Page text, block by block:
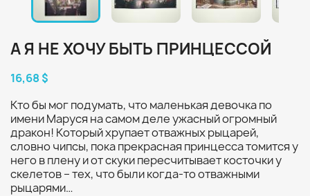
А Я НЕ ХОЧУ БЫТЬ ПРИНЦЕССОЙ
16,68 $
Кто бы мог подумать, что маленькая девочка по
имени Маруся на самом деле ужасный огромный
дракон! Который хрупает отважных рыцарей,
словно чипсы, пока прекрасная принцесса томится у
него в плену и от скуки пересчитывает косточки у
скелетов – тех, что были когда-то отважными
рыцарями…